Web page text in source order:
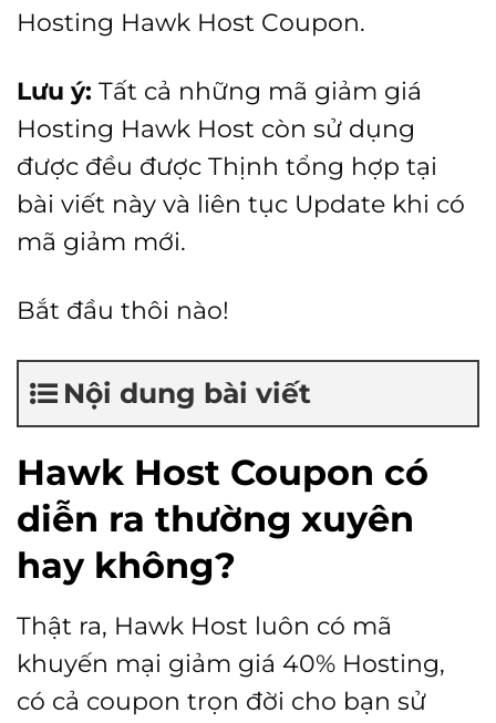
Hosting Hawk Host Coupon.
Lưu ý: Tất cả những mã giảm giá
Hosting Hawk Host còn sử dụng
được đều được Thịnh tổng hợp tại
bài viết này và liên tục Update khi có
mã giảm mới.
Bắt đầu thôi nào!
Nội dung bài viết
Hawk Host Coupon có
diễn ra thường xuyên
hay không?
Thật ra, Hawk Host luôn có mã
khuyến mại giảm giá 40% Hosting,
có cả coupon trọn đời cho bạn sử